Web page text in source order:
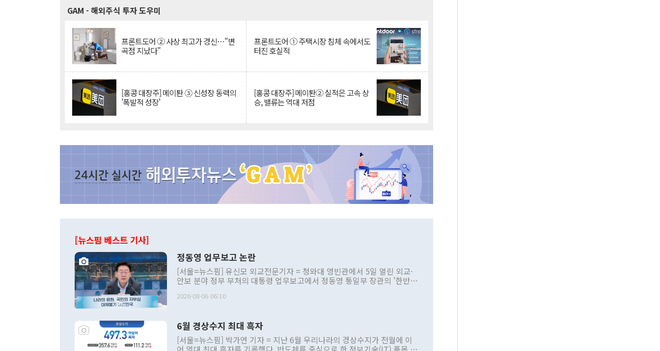
GAM - 해외주식 투자 도우미
프론트도어 ② 사상 최고가 경신…"변
곡점 지났다"
프론트도어 ① 주택시장 침체 속에서도
터진 호실적
[홍콩 대장주] 메이퇀 ③ 신성장 동력의
'폭발적 성장'
[홍콩 대장주] 메이퇀② 실적은 고속 상
승, 밸류는 역대 저점
[뉴스핌 베스트 기사]
정동영 업무보고 논란
[서울=뉴스핌] 유신모 외교전문기자 = 청와대 영빈관에서 5일 열린 외교·
안보 분야 정부 부처의 대통령 업무보고에서 정동영 통일부 장관의 '한반도
발언 중에는 정부 내 조율을 거치지 않은 사안을 정책으로 추진하겠다고 공
주의적 희망에 근거한 비현실적 구상'이라는 비판을 내놨다. 그동안 정 장
관의 대북 정책 관련 발언이 물의를 빚은 적은 여러 번 있지만 대통령과 유
관 부처 장관이 공개적으로 부정적 입장을 표명한 것은 이례적이다. 정 장
2026-08-06 06:10
6월 경상수지 최대 흑자
[서울=뉴스핌] 박가연 기자 = 지난 6월 우리나라의 경상수지가 전월에 이